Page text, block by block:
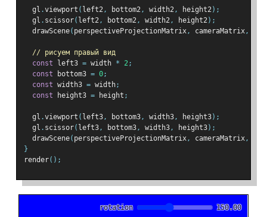
  gl
.viewport ( left2, bottom2, width2, height2);
  gl
. scissor( left2, bottom2, width2, height2);
  drawScene
( perspectiveProjectionMatrix, cameraMatrix,
// рисуем правый вид
const left3 = width * 2;
const bottom3 = 0;
const width3 = width;
const height3 = height ;
  gl
.viewport ( left3, bottom3, width3, height3);
  gl
. scissor( left3, bottom3, width3, height3);
  drawScene
( perspectiveProjectionMatrix, cameraMatrix,
}
render();